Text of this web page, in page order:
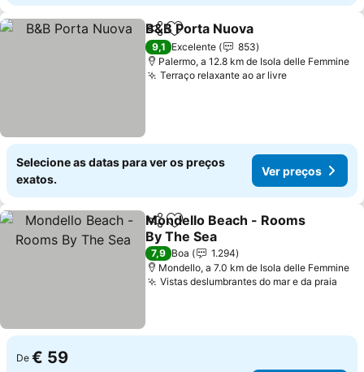
PartilharAdicionar aos favoritos
B&B Porta Nuova
9,1 Excelente
853
Palermo, a 12.8 km de Isola delle Femmine
Terraço relaxante ao ar livre
Selecione as datas para ver os preços
exatos.
Ver preços
PartilharAdicionar aos favoritos
Mondello Beach - Rooms
By The Sea
7,9 Boa
1.294
Mondello, a 7.0 km de Isola delle Femmine
Vistas deslumbrantes do mar e da praia
De € 59